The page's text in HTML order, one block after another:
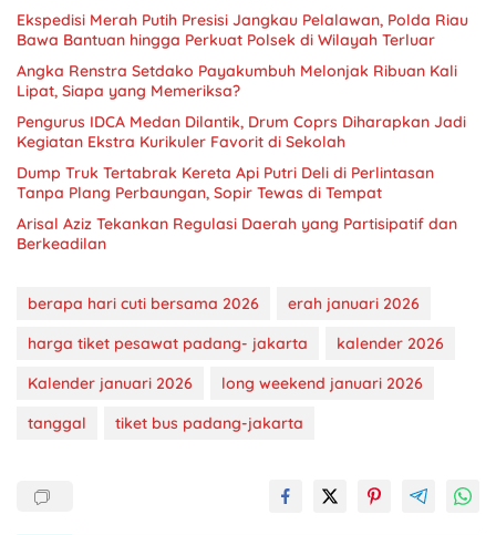
Ekspedisi Merah Putih Presisi Jangkau Pelalawan, Polda Riau
Bawa Bantuan hingga Perkuat Polsek di Wilayah Terluar
Angka Renstra Setdako Payakumbuh Melonjak Ribuan Kali
Lipat, Siapa yang Memeriksa?
Pengurus IDCA Medan Dilantik, Drum Coprs Diharapkan Jadi
Kegiatan Ekstra Kurikuler Favorit di Sekolah
Dump Truk Tertabrak Kereta Api Putri Deli di Perlintasan
Tanpa Plang Perbaungan, Sopir Tewas di Tempat
Arisal Aziz Tekankan Regulasi Daerah yang Partisipatif dan
Berkeadilan
berapa hari cuti bersama 2026
erah januari 2026
harga tiket pesawat padang- jakarta
kalender 2026
Kalender januari 2026
long weekend januari 2026
tanggal
tiket bus padang-jakarta